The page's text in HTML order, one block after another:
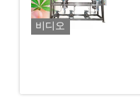
비디오